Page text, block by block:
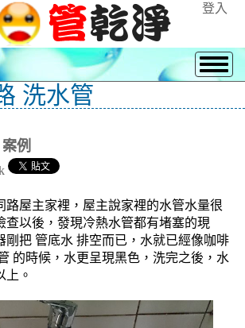
登入
洗水管
例
路屋主家裡，屋主說家裡的水管水量很
查以後，發現冷熱水管都有堵塞的現
剛把 管底水 排空而已，水就已經像咖啡
的時候，水更呈現黑色，洗完之後，水
上。